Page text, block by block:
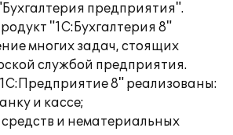
предприятия".
"1С:Бухгалтерия 8"
многих задач, стоящих
службой предприятия.
8" реализованы:
и кассе;
средств и нематериальных